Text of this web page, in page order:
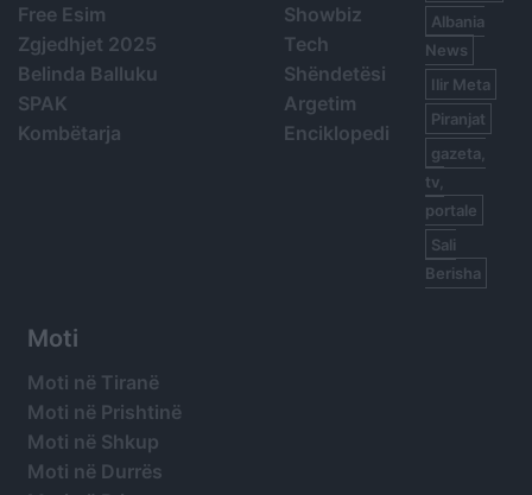
Free Esim
Zgjedhjet 2025
Belinda Balluku
SPAK
Kombëtarja
Showbiz
Tech
Shëndetësi
Argetim
Enciklopedi
Albania
News
Ilir Meta
Piranjat
gazeta,
tv,
portale
Sali
Berisha
Moti
Moti në Tiranë
Moti në Prishtinë
Moti në Shkup
Moti në Durrës